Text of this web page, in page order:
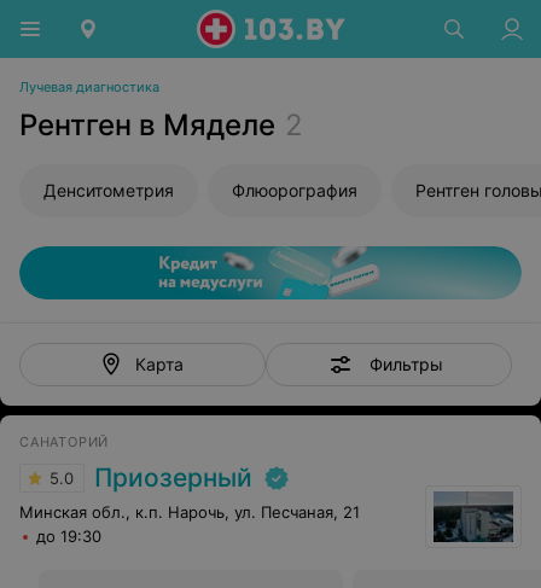
Лучевая диагностика
Рентген в Мяделе 2
Денситометрия Флюорография Рентген
Карта Фильтры
САНАТОРИЙ
5.0 Приозерный
Минская обл., к.п. Нарочь, ул. Песчаная, 21
до 19:30